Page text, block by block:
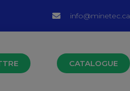
info@minetec.ca
CATALOGUE